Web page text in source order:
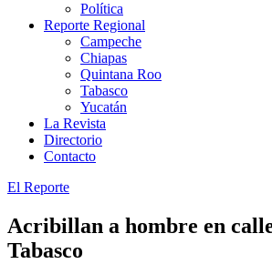
Política
Reporte Regional
Campeche
Chiapas
Quintana Roo
Tabasco
Yucatán
La Revista
Directorio
Contacto
El Reporte
Acribillan a hombre en
Tabasco